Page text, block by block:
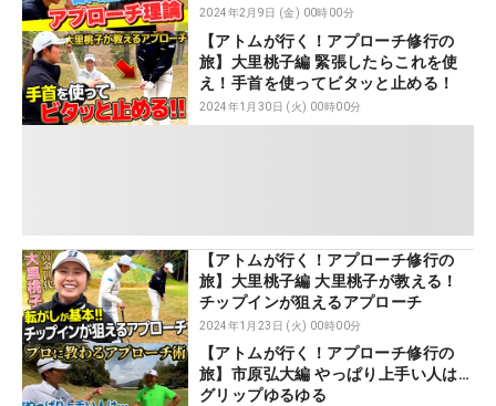
2024年2月9日 (金) 00時00分
【アトムが行く！アプローチ修行の
旅】大里桃子編 緊張したらこれを使
え！手首を使ってビタッと止める！
2024年1月30日 (火) 00時00分
【アトムが行く！アプローチ修行の
旅】大里桃子編 大里桃子が教える！
チップインが狙えるアプローチ
2024年1月23日 (火) 00時00分
【アトムが行く！アプローチ修行の
旅】市原弘大編 やっぱり上手い人は…
グリップゆるゆる